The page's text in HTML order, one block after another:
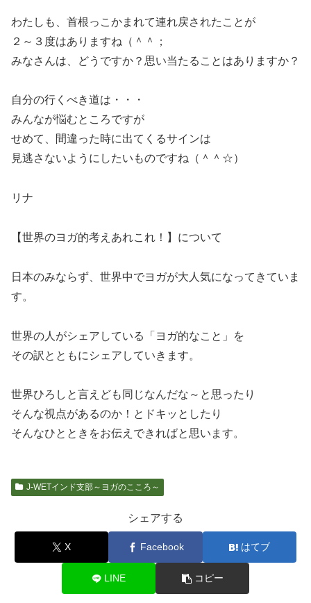
わたしも、首根っこかまれて連れ戻されたことが
２～３度はありますね（＾＾；
みなさんは、どうですか？思い当たることはありますか？
自分の行くべき道は・・・
みんなが悩むところですが
せめて、間違った時に出てくるサインは
見逃さないようにしたいものですね（＾＾☆）
リナ
【世界のヨガ的考えあれこれ！】について
日本のみならず、世界中でヨガが大人気になってきていま
す。
世界の人がシェアしている「ヨガ的なこと」を
その訳とともにシェアしていきます。
世界ひろしと言えども同じなんだな～と思ったり
そんな視点があるのか！とドキッとしたり
そんなひとときをお伝えできればと思います。
J-WETインド支部～ヨガのこころ～
シェアする
X Facebook はてブ
LINE コピー